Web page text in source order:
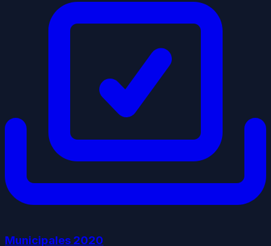
Municipales 2020